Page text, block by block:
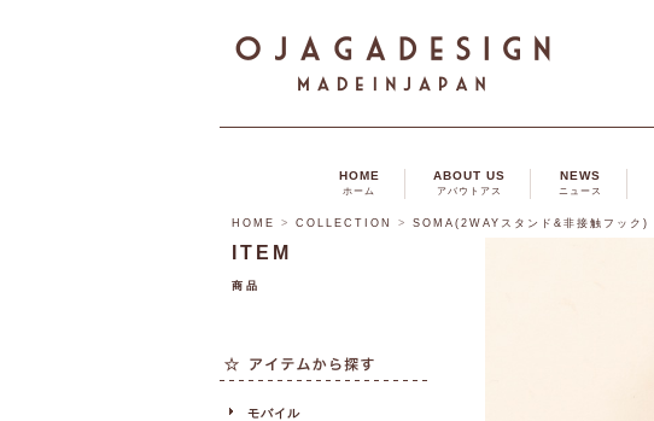
HOME
ホーム
ABOUT US
アバウトアス
NEWS
ニュース
HOME > COLLECTION > SOMA(2WAYスタンド&非接触フック)
ITEM
商品
モバイル